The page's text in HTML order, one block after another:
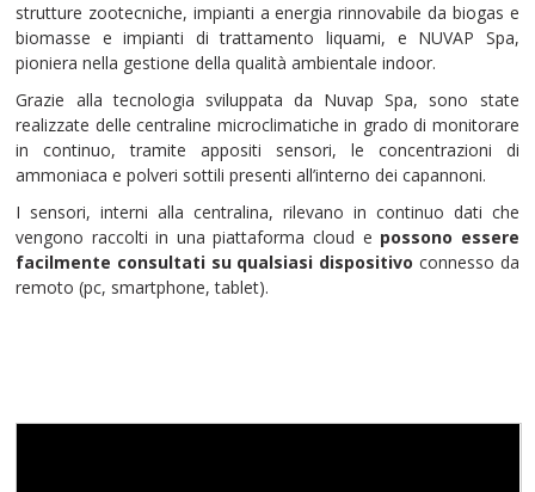
strutture zootecniche, impianti a energia rinnovabile da biogas e
biomasse e impianti di trattamento liquami, e NUVAP Spa,
pioniera nella gestione della qualità ambientale indoor.
Grazie alla tecnologia sviluppata da Nuvap Spa, sono state
realizzate delle centraline microclimatiche in grado di monitorare
in continuo, tramite appositi sensori, le concentrazioni di
ammoniaca e polveri sottili presenti all’interno dei capannoni.
I sensori, interni alla centralina, rilevano in continuo dati che
vengono raccolti in una piattaforma cloud e possono essere
facilmente consultati su qualsiasi dispositivo connesso da
remoto (pc, smartphone, tablet).